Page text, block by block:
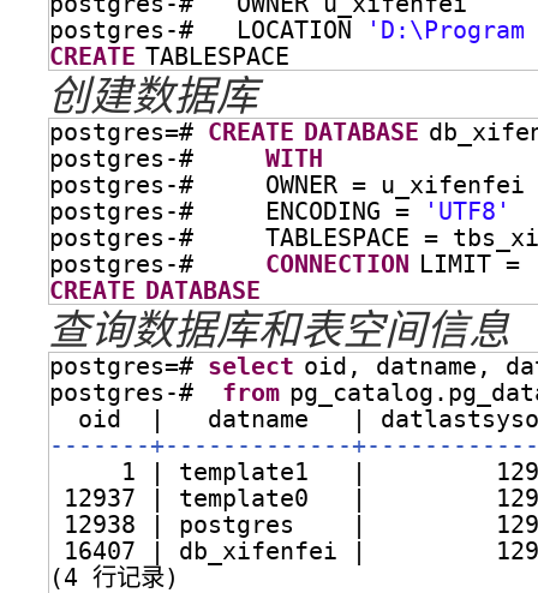
postgres-#   LOCATION
CREATE TABLESPACE
创建数据库
postgres=# CREATE DATABASE
postgres-# WITH
postgres-#     OWNER = u_xifenfei
postgres-#     ENCODING =
'UTF8'
postgres-#     TABLESPACE =
postgres-# CONNECTION LIMIT =
CREATE DATABASE
查询数据库和表空间信息
postgres=# select oid, datname,
postgres-# from
oid  |   datname   |
-------+-------------
1 | template1   |
12937 | template0   |
12938 | postgres    |
16407 | db_xifenfei |
(4 行记录)